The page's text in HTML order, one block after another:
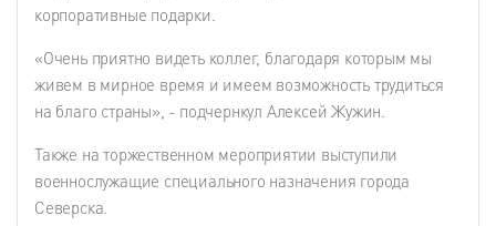
корпоративные подарки.
«Очень приятно видеть коллег, благодаря которым мы
живем в мирное время и имеем возможность трудиться
на благо страны», - подчернкул Алексей Жужин.
Также на торжественном мероприятии выступили
военнослужащие специального назначения города
Северска.